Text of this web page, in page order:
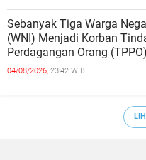
Sebanyak Tiga Warga
(WNI) Menjadi Korban
Perdagangan Orang
Berhasil Dipulangkan Ke -
04/08/2026, 23:42 WIB